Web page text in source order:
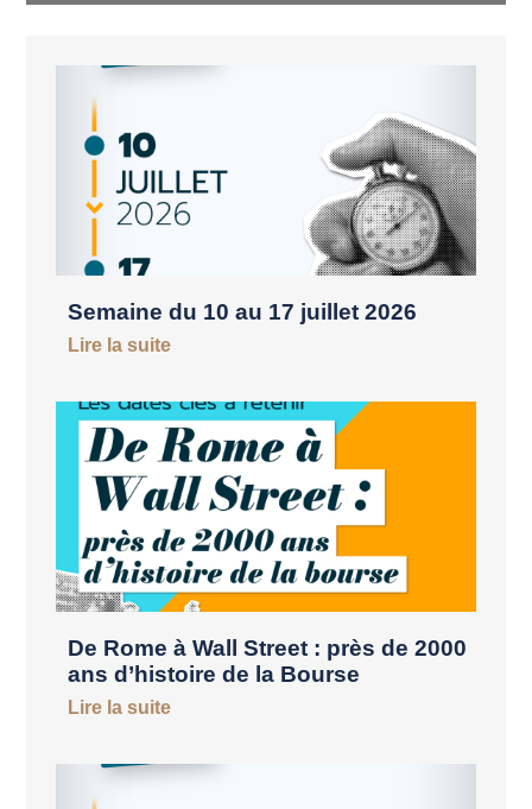
Semaine du 10 au 17 juillet 2026
Lire la suite
De Rome à Wall Street : près de 2000
ans d’histoire de la Bourse
Lire la suite